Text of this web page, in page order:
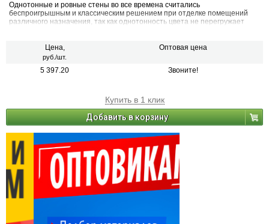
Однотонные и ровные стены во все времена считались
беспроигрышным и классическим решением при отделке помещений
различного назначения, так как однотонность цвета не перегружает
Цена,
руб./шт.
Оптовая цена
5 397.20 Звоните!
Купить в 1 клик
Добавить в корзину